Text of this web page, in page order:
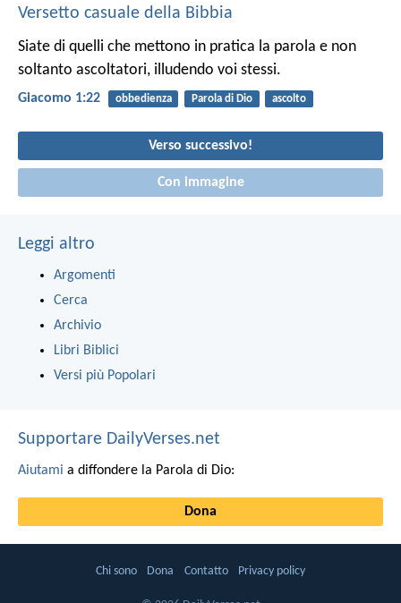
Versetto casuale della Bibbia
Siate di quelli che mettono in pratica la parola e non
soltanto ascoltatori, illudendo voi stessi.
Giacomo 1:22 obbedienza Parola di Dio ascolto
Verso successivo!
Con immagine
Leggi altro
Argomenti
Cerca
Archivio
Libri Biblici
Versi più Popolari
Supportare DailyVerses.net
Aiutami a diffondere la Parola di Dio:
Dona
Chi sono Dona Contatto Privacy policy